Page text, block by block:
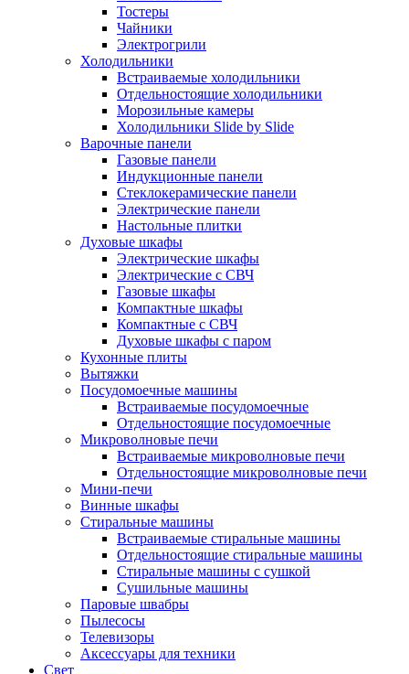
Тостеры
Чайники
Электрогрили
Холодильники
Встраиваемые холодильники
Отдельностоящие холодильники
Морозильные камеры
Холодильники Slide by Slide
Варочные панели
Газовые панели
Индукционные панели
Стеклокерамические панели
Электрические панели
Настольные плитки
Духовые шкафы
Электрические шкафы
Электрические с СВЧ
Газовые шкафы
Компактные шкафы
Компактные с СВЧ
Духовые шкафы с паром
Кухонные плиты
Вытяжки
Посудомоечные машины
Встраиваемые посудомоечные
Отдельностоящие посудомоечные
Микроволновые печи
Встраиваемые микроволновые печи
Отдельностоящие микроволновые печи
Мини-печи
Винные шкафы
Стиральные машины
Встраиваемые стиральные машины
Отдельностоящие стиральные машины
Стиральные машины с сушкой
Сушильные машины
Паровые швабры
Пылесосы
Телевизоры
Аксессуары для техники
Свет